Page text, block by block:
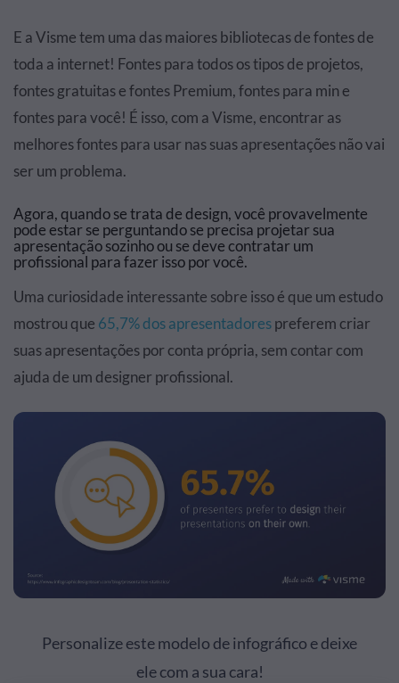
E a Visme tem uma das maiores bibliotecas de fontes de
toda a internet! Fontes para todos os tipos de projetos,
fontes gratuitas e fontes Premium, fontes para min e
fontes para você! É isso, com a Visme, encontrar as
melhores fontes para usar nas suas apresentações não vai
ser um problema.
Agora, quando se trata de design, você provavelmente
pode estar se perguntando se precisa projetar sua
apresentação sozinho ou se deve contratar um
profissional para fazer isso por você.
Uma curiosidade interessante sobre isso é que um estudo
mostrou que 65,7% dos apresentadorespreferem criar
suas apresentações por conta própria, sem contar com
ajuda de um designer profissional.
Personalize este modelo de infográfico e deixe
ele com a sua cara!